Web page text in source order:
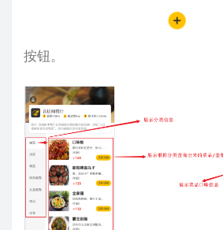
按钮。